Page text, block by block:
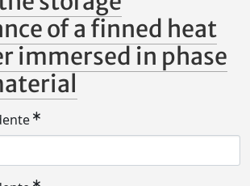
of a finned heat
immersed in phase